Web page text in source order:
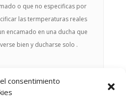
consentimiento
o que no especificas por
las termperaturas reales
encamado en una ducha que
bien y ducharse solo .
Entradas